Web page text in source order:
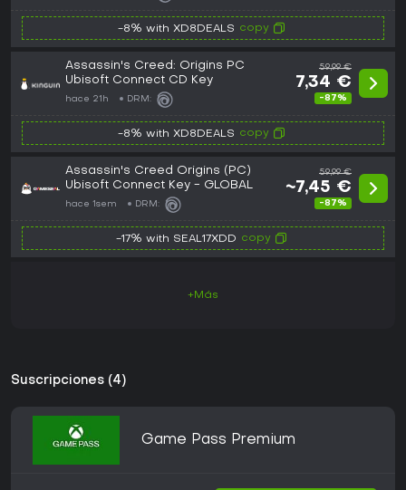
-8% with XD8DEALS copy
Assassin's Creed: Origins PC
Ubisoft Connect CD Key
hace 21h DRM:
59,99 €
7,34 €
-87%
-8% with XD8DEALS copy
Assassin's Creed Origins (PC)
Ubisoft Connect Key - GLOBAL
hace 1sem DRM:
59,99 €
~7,45 €
-87%
-17% with SEAL17XDD copy
+Más
Suscripciones (4)
Game Pass Premium